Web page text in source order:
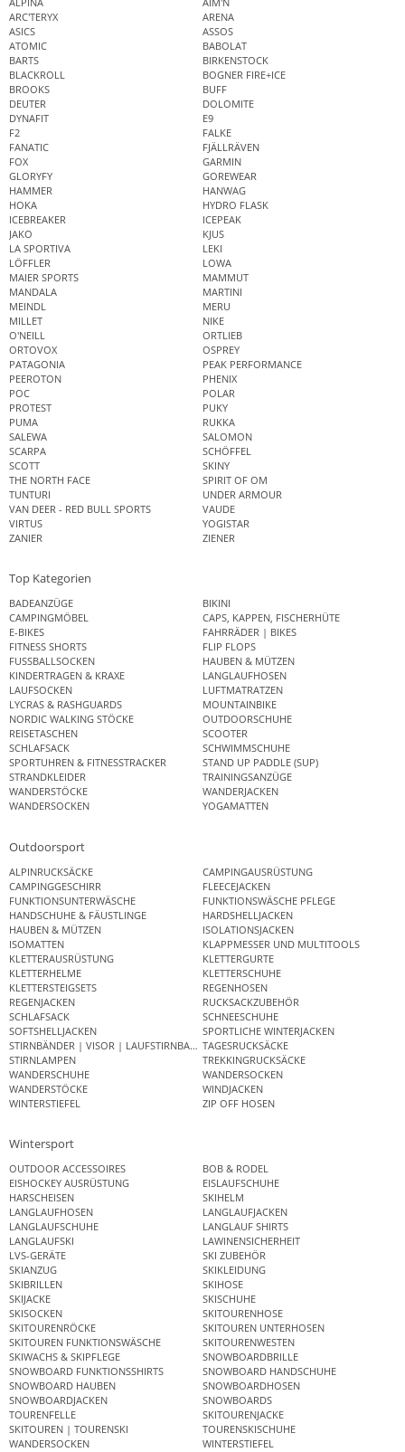
ARC'TERYX
ARENA
ASICS
ASSOS
ATOMIC
BABOLAT
BARTS
BIRKENSTOCK
BLACKROLL
BOGNER FIRE+ICE
BROOKS
BUFF
DEUTER
DOLOMITE
DYNAFIT
E9
F2
FALKE
FANATIC
FJÄLLRÄVEN
FOX
GARMIN
GLORYFY
GOREWEAR
HAMMER
HANWAG
HOKA
HYDRO FLASK
ICEBREAKER
ICEPEAK
JAKO
KJUS
LA SPORTIVA
LEKI
LÖFFLER
LOWA
MAIER SPORTS
MAMMUT
MANDALA
MARTINI
MEINDL
MERU
MILLET
NIKE
O'NEILL
ORTLIEB
ORTOVOX
OSPREY
PATAGONIA
PEAK PERFORMANCE
PEEROTON
PHENIX
POC
POLAR
PROTEST
PUKY
PUMA
RUKKA
SALEWA
SALOMON
SCARPA
SCHÖFFEL
SCOTT
SKINY
THE NORTH FACE
SPIRIT OF OM
TUNTURI
UNDER ARMOUR
VAN DEER - RED BULL SPORTS
VAUDE
VIRTUS
YOGISTAR
ZANIER
ZIENER
Top Kategorien
BADEANZÜGE
BIKINI
CAMPINGMÖBEL
CAPS, KAPPEN, FISCHERHÜTE
E-BIKES
FAHRRÄDER | BIKES
FITNESS SHORTS
FLIP FLOPS
FUSSBALLSOCKEN
HAUBEN & MÜTZEN
KINDERTRAGEN & KRAXE
LANGLAUFHOSEN
LAUFSOCKEN
LUFTMATRATZEN
LYCRAS & RASHGUARDS
MOUNTAINBIKE
NORDIC WALKING STÖCKE
OUTDOORSCHUHE
REISETASCHEN
SCOOTER
SCHLAFSACK
SCHWIMMSCHUHE
SPORTUHREN & FITNESSTRACKER
STAND UP PADDLE (SUP)
STRANDKLEIDER
TRAININGSANZÜGE
WANDERSTÖCKE
WANDERJACKEN
WANDERSOCKEN
YOGAMATTEN
Outdoorsport
ALPINRUCKSÄCKE
CAMPINGAUSRÜSTUNG
CAMPINGGESCHIRR
FLEECEJACKEN
FUNKTIONSUNTERWÄSCHE
FUNKTIONSWÄSCHE PFLEGE
HANDSCHUHE & FÄUSTLINGE
HARDSHELLJACKEN
HAUBEN & MÜTZEN
ISOLATIONSJACKEN
ISOMATTEN
KLAPPMESSER UND MULTITOOLS
KLETTERAUSRÜSTUNG
KLETTERGURTE
KLETTERHELME
KLETTERSCHUHE
KLETTERSTEIGSETS
REGENHOSEN
REGENJACKEN
RUCKSACKZUBEHÖR
SCHLAFSACK
SCHNEESCHUHE
SOFTSHELLJACKEN
SPORTLICHE WINTERJACKEN
STIRNBÄNDER | VISOR | LAUFSTIRNBANDTAGESRUCKSÄCKE
STIRNLAMPEN
TREKKINGRUCKSÄCKE
WANDERSCHUHE
WANDERSOCKEN
WANDERSTÖCKE
WINDJACKEN
WINTERSTIEFEL
ZIP OFF HOSEN
Wintersport
OUTDOOR ACCESSOIRES
BOB & RODEL
EISHOCKEY AUSRÜSTUNG
EISLAUFSCHUHE
HARSCHEISEN
SKIHELM
LANGLAUFHOSEN
LANGLAUFJACKEN
LANGLAUFSCHUHE
LANGLAUF SHIRTS
LANGLAUFSKI
LAWINENSICHERHEIT
LVS-GERÄTE
SKI ZUBEHÖR
SKIANZUG
SKIKLEIDUNG
SKIBRILLEN
SKIHOSE
SKIJACKE
SKISCHUHE
SKISOCKEN
SKITOURENHOSE
SKITOURENRÖCKE
SKITOUREN UNTERHOSEN
SKITOUREN FUNKTIONSWÄSCHE
SKITOURENWESTEN
SKIWACHS & SKIPFLEGE
SNOWBOARDBRILLE
SNOWBOARD FUNKTIONSSHIRTS
SNOWBOARD HANDSCHUHE
SNOWBOARD HAUBEN
SNOWBOARDHOSEN
SNOWBOARDJACKEN
SNOWBOARDS
TOURENFELLE
SKITOURENJACKE
SKITOUREN | TOURENSKI
TOURENSKISCHUHE
WANDERSOCKEN
WINTERSTIEFEL